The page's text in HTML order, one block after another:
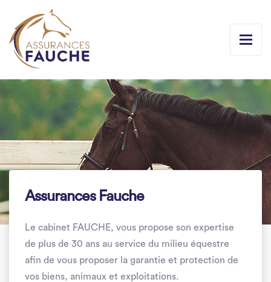
Assurances Fauche
Le cabinet FAUCHE, vous propose son expertise
de plus de 30 ans au service du milieu équestre
afin de vous proposer la garantie et protection de
vos biens, animaux et exploitations.